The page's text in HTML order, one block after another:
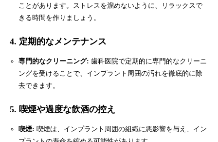
ことがあります。ストレスを溜めないように、リラックスで
きる時間を作りましょう。
4. 定期的なメンテナンス
専門的なクリーニング: 歯科医院で定期的に専門的なクリーニ
ングを受けることで、インプラント周囲の汚れを徹底的に除
去できます。
5. 喫煙や過度な飲酒の控え
喫煙: 喫煙は、インプラント周囲の組織に悪影響を与え、イン